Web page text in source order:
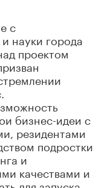
с
науки города
проектом
бизнес-идеи с
резидентами
подростки
и
качествами и